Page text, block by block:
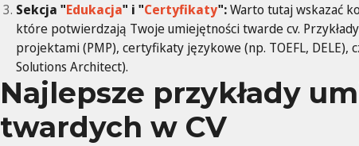
Sekcja "Edukacja" i "Certyfikaty":Warto tutaj wskazać
które potwierdzają Twoje umiejętności twarde cv.
projektami (PMP), certyfikaty językowe (np. TOEFL,
Solutions Architect).
Najlepsze przykłady
twardych w CV